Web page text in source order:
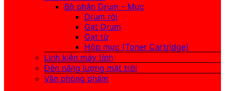
Bộ phận Drum – Mực
Drum rời
Gạt Drum
Gạt từ
Hộp mực (Toner Cartridge)
Linh kiện máy tính
Đèn năng lượng mặt trời
Văn phòng phẩm